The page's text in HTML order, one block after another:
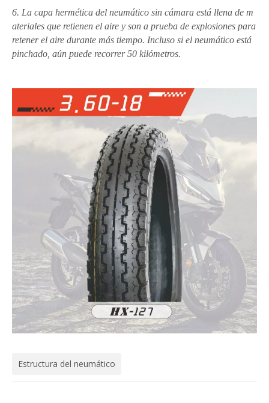
6. La capa hermética del neumático sin cámara está llena de m
ateriales que retienen el aire y son a prueba de explosiones para
retener el aire durante más tiempo. Incluso si el neumático está
pinchado, aún puede recorrer 50 kilómetros.
Estructura del neumático